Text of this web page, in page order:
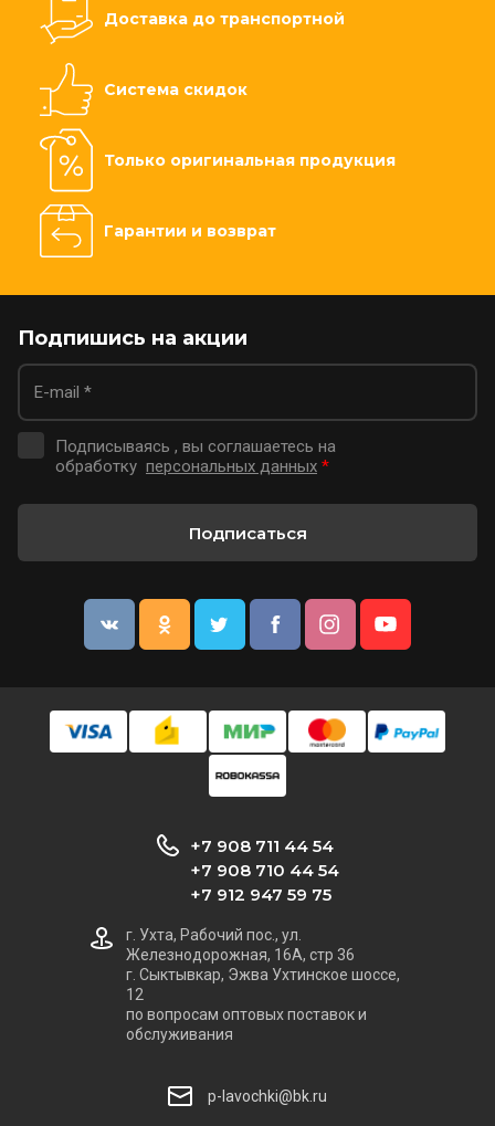
Доставка до транспортной
Система скидок
Только оригинальная продукция
Гарантии и возврат
Подпишись на акции
Подписываясь , вы соглашаетесь на
обработку персональных данных *
Подписаться
+7 908 711 44 54
+7 908 710 44 54
+7 912 947 59 75
г. Ухта, Рабочий пос., ул.
Железнодорожная, 16А, стр 36
г. Сыктывкар, Эжва Ухтинское шоссе,
12
по вопросам оптовых поставок и
обслуживания
p-lavochki@bk.ru